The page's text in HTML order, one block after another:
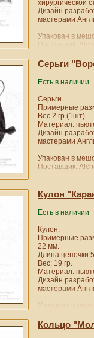
хирургической
Дизайн
мастерами
Упакован в
Поставщик:
Серьги
Есть в наличии
Серьги.
Примерные
Вес 2 гр (1шт).
Материал:
Дизайн
мастерами
Упакован в
Поставщик:
Кулон
Есть в наличии
Кулон.
Примерные
22 мм.
Длина цепочки
Вес: 19 гр.
Материал:
Дизайн
мастерами
Упакован в
Кольцо